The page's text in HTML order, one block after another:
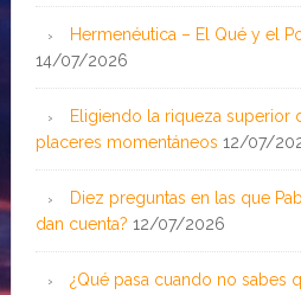
Hermenéutica – El Qué y el
14/07/2026
Eligiendo la riqueza superior
placeres momentáneos 12/07/
Diez preguntas en las que
dan cuenta? 12/07/2026
¿Qué pasa cuando no sabes